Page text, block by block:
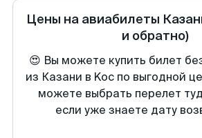
Цены на авиабилеты
и обратно)
😍 Вы можете купить билет
из Казани в Koc по выгодной
можете выбрать перелет
если уже знаете дату